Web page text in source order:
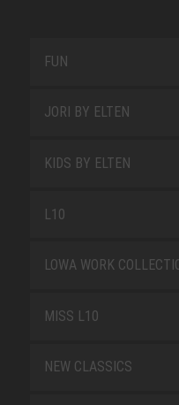
FUN
JORI BY ELTEN
KIDS BY ELTEN
L10
LOWA WORK
MISS L10
NEW CLASSICS